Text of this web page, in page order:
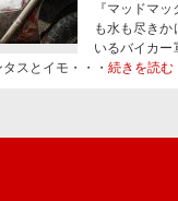
『マッドマ
も水も尽き
いるバイカー
スとイモ・・・ 続きを読む